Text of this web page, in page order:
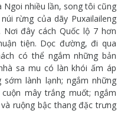
nhiều lần, song tôi cũng
rừng của dãy Puxailaileng
đây cách Quốc lộ 7 hơn
tiện. Dọc đường, đi qua
có thể ngắm những bản
sa mu có làn khói ấm áp
lành lạnh; ngắm những
mây trắng muốt; ngắm
ruộng bậc thang đặc trưng